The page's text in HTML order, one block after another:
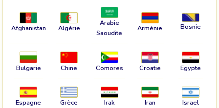
Afghanistan Algérie
Arabie
Saoudite
Arménie Bosnie
Bulgarie Chine Comores Croatie Egypte
Espagne Grèce Irak Iran Israel